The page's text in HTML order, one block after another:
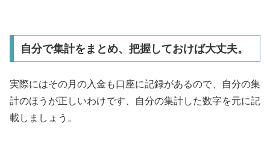
自分で集計をまとめ、把握しておけば大丈夫。
実際にはその月の入金も口座に記録があるので、自分の集
計のほうが正しいわけです、自分の集計した数字を元に記
載しましょう。